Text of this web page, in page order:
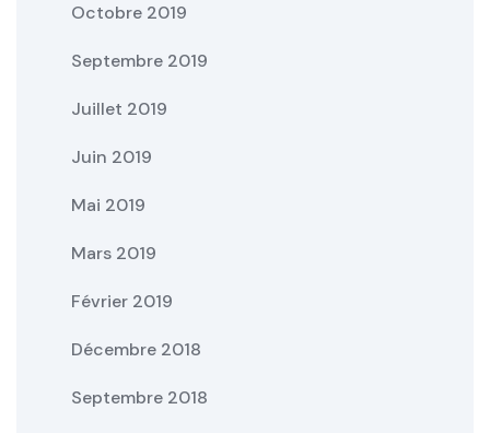
Octobre 2019
Septembre 2019
Juillet 2019
Juin 2019
Mai 2019
Mars 2019
Février 2019
Décembre 2018
Septembre 2018